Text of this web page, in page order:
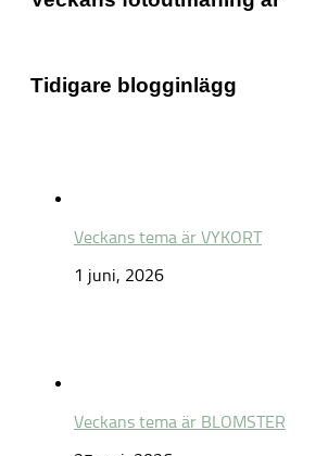
Tidigare blogginlägg
Veckans tema är VYKORT
1 juni, 2026
Veckans tema är BLOMSTER